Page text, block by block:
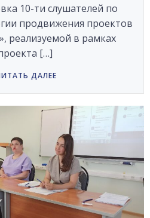
10-ти слушателей по
продвижения проектов
реализуемой в рамках
[…]
ДАЛЕЕ